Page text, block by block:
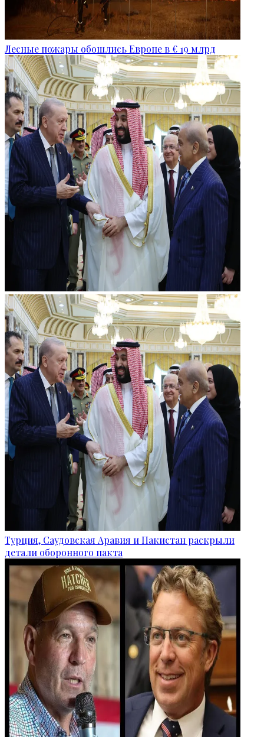
Лесные пожары обошлись Европе в € 19 млрд
Турция, Саудовская Аравия и Пакистан раскрыли
детали оборонного пакта